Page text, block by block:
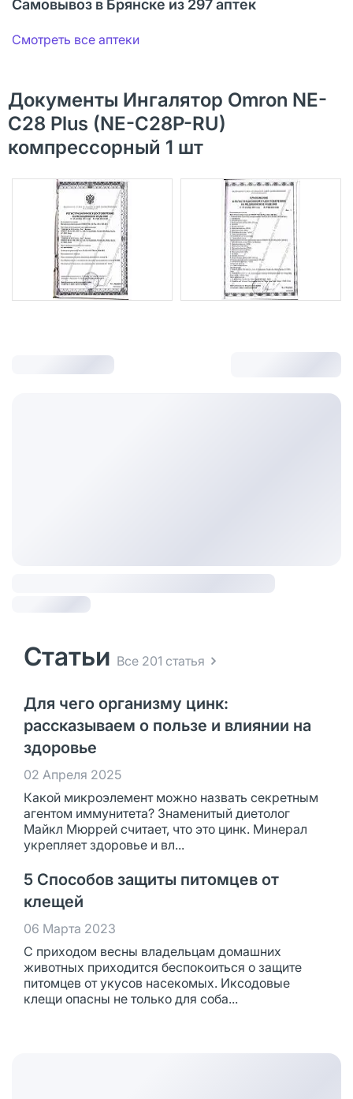
Самовывоз в Брянске из 297 аптек
Смотреть все аптеки
Документы Ингалятор Omron NE-
C28 Plus (NE-C28P-RU)
компрессорный 1 шт
Статьи Все 201 статья
Для чего организму цинк:
рассказываем о пользе и влиянии на
здоровье
02 Апреля 2025
Какой микроэлемент можно назвать секретным
агентом иммунитета? Знаменитый диетолог
Майкл Мюррей считает, что это цинк. Минерал
укрепляет здоровье и вл...
5 Способов защиты питомцев от
клещей
06 Марта 2023
С приходом весны владельцам домашних
животных приходится беспокоиться о защите
питомцев от укусов насекомых. Иксодовые
клещи опасны не только для соба...